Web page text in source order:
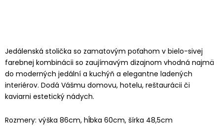
Jedálenská stolička so zamatovým poťahom v bielo-sivej
farebnej kombinácii so zaujímavým dizajnom vhodná najmä
do moderných jedální a kuchýň a elegantne ladených
interiérov. Dodá Vášmu domovu, hotelu, reštaurácii či
kaviarni estetický nádych.
Rozmery: výška 86cm, hĺbka 60cm, šírka 48,5cm